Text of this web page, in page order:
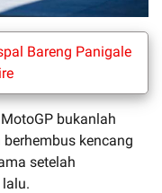
Bareng Panigale
bukanlah
kencang
setelah